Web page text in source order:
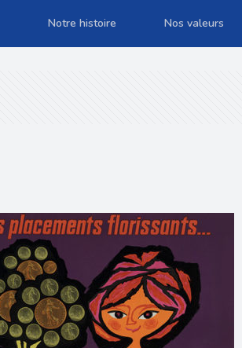
Notre histoire Nos valeurs